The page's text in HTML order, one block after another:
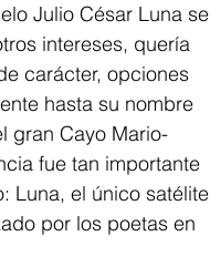
Julio César Luna se
intereses, quería
carácter, opciones
hasta su nombre
gran Cayo Mario-
fue tan importante
Luna, el único satélite
por los poetas en